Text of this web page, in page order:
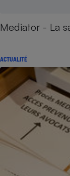
Mediator - La
ACTUALITÉ